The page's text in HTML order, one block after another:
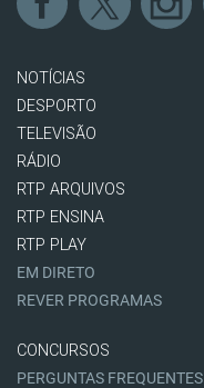
NOTÍCIAS
DESPORTO
TELEVISÃO
RÁDIO
RTP ARQUIVOS
RTP ENSINA
RTP PLAY
EM DIRETO
REVER PROGRAMAS
CONCURSOS
PERGUNTAS FREQUENTES